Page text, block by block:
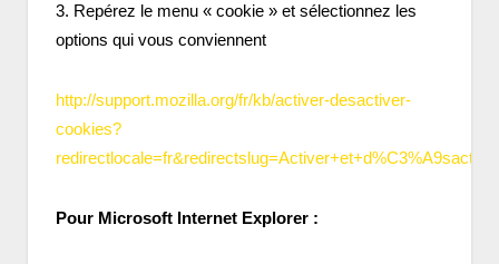
3. Repérez le menu « cookie » et sélectionnez les
options qui vous conviennent
http://support.mozilla.org/fr/kb/activer-desactiver-
cookies?
Pour Microsoft Internet Explorer :